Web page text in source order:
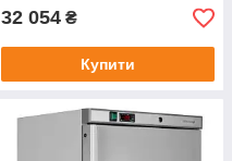
32 054 ₴
Купити